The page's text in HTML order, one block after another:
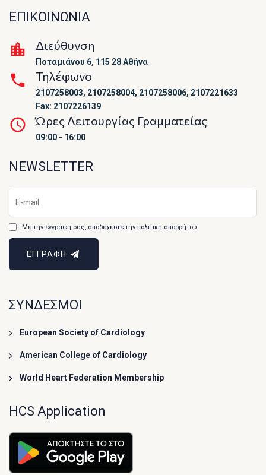
ΕΠΙΚΟΙΝΩΝΙΑ
Διεύθυνση
Ποταμιάνου 6, 115 28 Αθήνα
Τηλέφωνο
2107258003, 2107258004, 2107258006, 2107221633
Fax: 2107226139
Ώρες Λειτουργίας Γραμματείας
09:00 - 16:00
NEWSLETTER
Με την εγγραφή σας, αποδέχεστε την πολιτική απορρήτου
ΕΓΓΡΑΦΗ
ΣΥΝΔΕΣΜΟΙ
European Society of Cardiology
American College of Cardiology
World Heart Federation Membership
HCS Application